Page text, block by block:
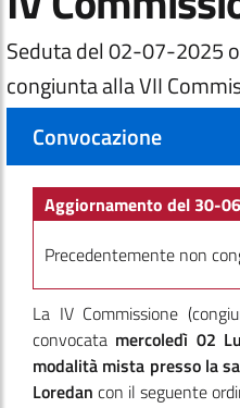
Seduta del 02-07-2025
congiunta alla VII
Convocazione
Aggiornamento del 30-
Precedentemente non
La IV Commissione
convocata mercoledì 02
modalità mista presso la
Loredan con il seguente